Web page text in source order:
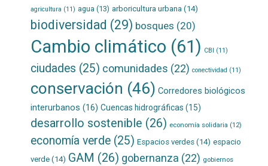
agricultura (11) agua (13) arboricultura urbana(14)
biodiversidad (29) bosques (20)
Cambio climático (61) CBI (11)
ciudades (25) comunidades (22) conectividad (11)
conservación (46) Corredores biológicos
interurbanos (16) Cuencas hidrográficas (15)
desarrollo sostenible (26) economía solidaria (12)
economía verde(25) Espacios verdes(14) espacio
verde(14) GAM (26) gobernanza (22) gobiernos